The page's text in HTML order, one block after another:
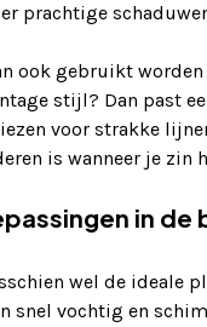
prachtige
ook gebruikt
stijl? Dan past
voor strakke
is wanneer je zin
in de
wel de ideale
snel vochtig en